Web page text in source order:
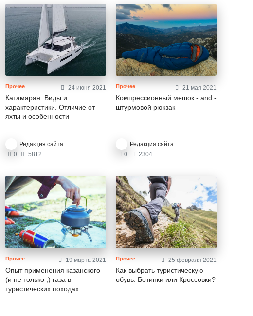
станет незаменимым
аксессуаром для тех, кто
предпочитает проводить время в
походах, на охоте или рыбалке, и
просто на отдыхе в лесу или в
горах.
Прочее 24 июня 2021
Катамаран. Виды и
характеристики. Отличие от
яхты и особенности
Редакция сайта
0
5812
Прочее 21 мая 2021
Компрессионный мешок - and -
штурмовой рюкзак
Редакция сайта
0
2304
Прочее 19 марта 2021
Опыт применения казанского
(и не только ;) газа в
туристических походах.
Прочее 25 февраля 2021
Как выбрать туристическую
обувь: Ботинки или Кроссовки?